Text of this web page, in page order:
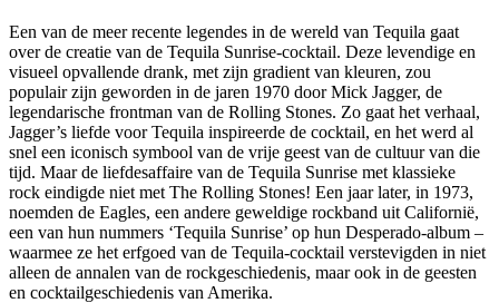
Een van de meer recente legendes in de wereld van Tequila gaat
over de creatie van de Tequila Sunrise-cocktail. Deze levendige en
visueel opvallende drank, met zijn gradient van kleuren, zou
populair zijn geworden in de jaren 1970 door Mick Jagger, de
legendarische frontman van de Rolling Stones. Zo gaat het verhaal,
Jagger’s liefde voor Tequila inspireerde de cocktail, en het werd al
snel een iconisch symbool van de vrije geest van de cultuur van die
tijd. Maar de liefdesaffaire van de Tequila Sunrise met klassieke
rock eindigde niet met The Rolling Stones! Een jaar later, in 1973,
noemden de Eagles, een andere geweldige rockband uit Californië,
een van hun nummers ‘Tequila Sunrise’ op hun Desperado-album –
waarmee ze het erfgoed van de Tequila-cocktail verstevigden in niet
alleen de annalen van de rockgeschiedenis, maar ook in de geesten
en cocktailgeschiedenis van Amerika.